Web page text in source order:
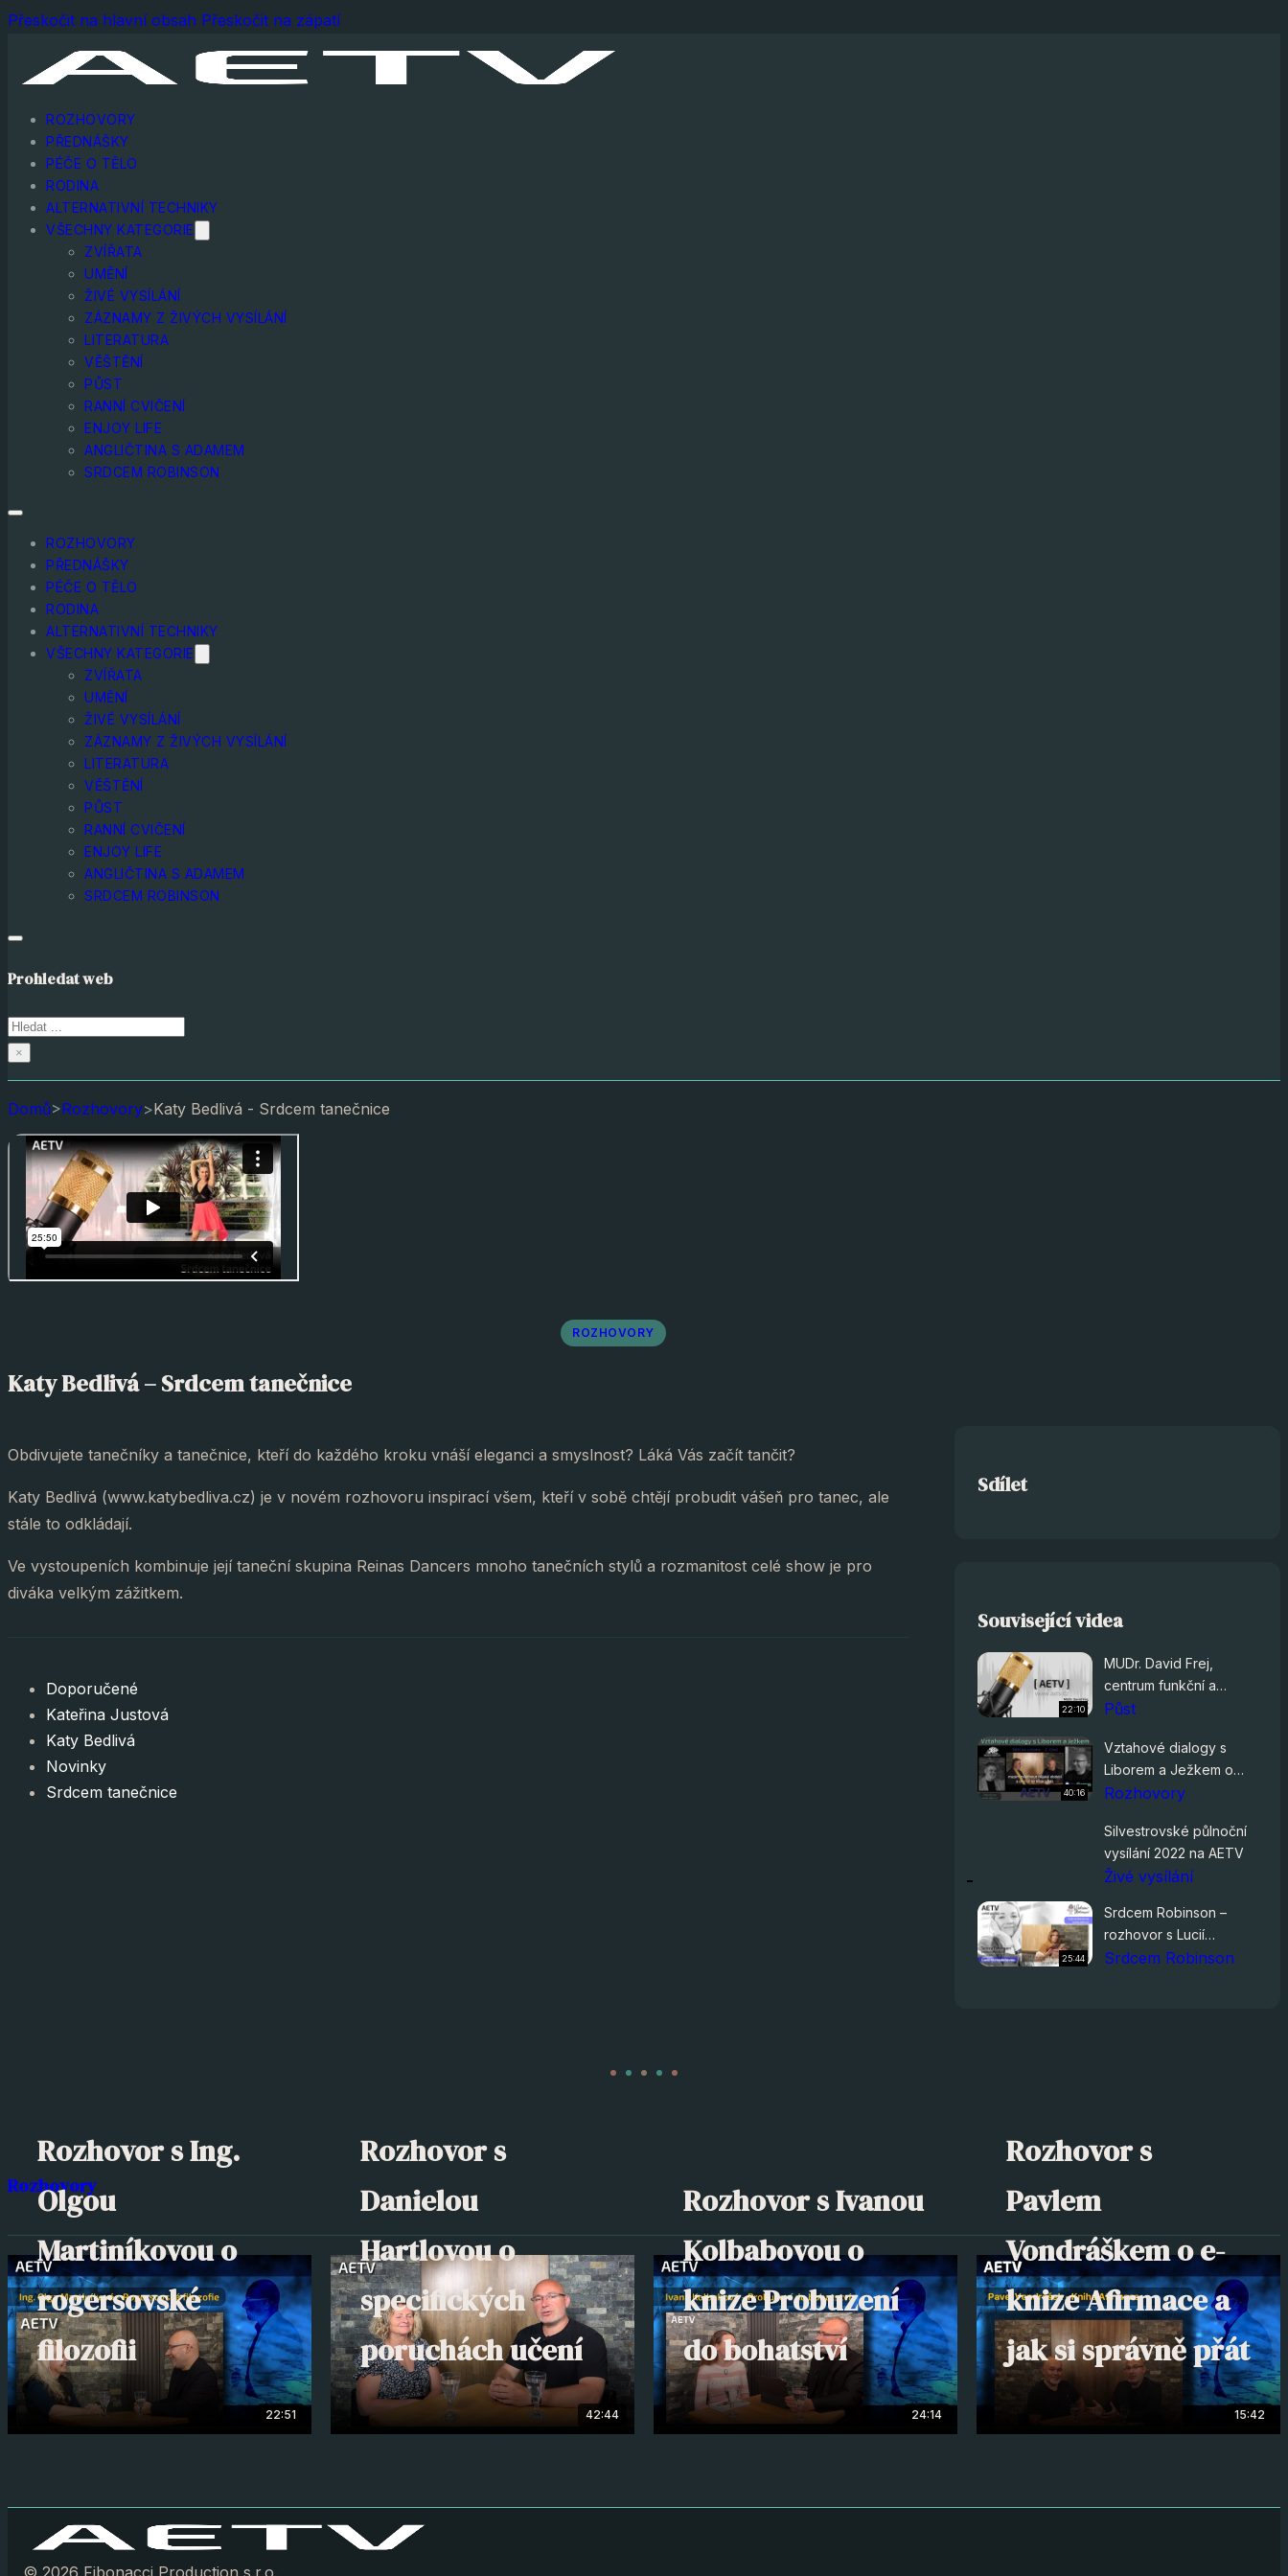
Přeskočit na hlavní obsah Přeskočit na zápatí
ROZHOVORY
PŘEDNÁŠKY
PÉČE O TĚLO
RODINA
ALTERNATIVNÍ TECHNIKY
VŠECHNY KATEGORIE
ZVÍŘATA
UMĚNÍ
ŽIVÉ VYSÍLÁNÍ
ZÁZNAMY Z ŽIVÝCH VYSÍLÁNÍ
LITERATURA
VĚŠTĚNÍ
PŮST
RANNÍ CVIČENÍ
ENJOY LIFE
ANGLIČTINA S ADAMEM
SRDCEM ROBINSON
ROZHOVORY
PŘEDNÁŠKY
PÉČE O TĚLO
RODINA
ALTERNATIVNÍ TECHNIKY
VŠECHNY KATEGORIE
ZVÍŘATA
UMĚNÍ
ŽIVÉ VYSÍLÁNÍ
ZÁZNAMY Z ŽIVÝCH VYSÍLÁNÍ
LITERATURA
VĚŠTĚNÍ
PŮST
RANNÍ CVIČENÍ
ENJOY LIFE
ANGLIČTINA S ADAMEM
SRDCEM ROBINSON
Prohledat web
Hledat
×
Domů>Rozhovory>Katy Bedlivá - Srdcem tanečnice
ROZHOVORY
Katy Bedlivá – Srdcem tanečnice
Obdivujete tanečníky a tanečnice, kteří do každého kroku vnáší eleganci a smyslnost? Láká Vás začít tančit?
Katy Bedlivá (www.katybedliva.cz) je v novém rozhovoru inspirací všem, kteří v sobě chtějí probudit vášeň pro tanec, ale
stále to odkládají.
Ve vystoupeních kombinuje její taneční skupina Reinas Dancers mnoho tanečních stylů a rozmanitost celé show je pro
diváka velkým zážitkem.
Doporučené
Kateřina Justová
Katy Bedlivá
Novinky
Srdcem tanečnice
Sdílet
Související videa
22:10
MUDr. David Frej,
centrum funkční a
holistické medicíny,
Půst
40:16
Vztahové dialogy s
Liborem a Ježkem o
dětech ve vztahu (2.
Rozhovory
Silvestrovské půlnoční
vysílání 2022 na AETV
Živé vysílání
25:44
Srdcem Robinson –
rozhovor s Lucií
Strnadelovou o Human
Srdcem Robinson
Rozhovory
Rozhovor s Ing.
Olgou
Martiníkovou o
rogersovské
filozofii
22:51
Rozhovor s
Danielou
Hartlovou o
specifických
poruchách učení
42:44
Rozhovor s Ivanou
Kolbabovou o
knize Probuzení
do bohatství
24:14
Rozhovor s
Pavlem
Vondráškem o e-
knize Afirmace a
jak si správně přát
15:42
© 2026 Fibonacci Production s.r.o.